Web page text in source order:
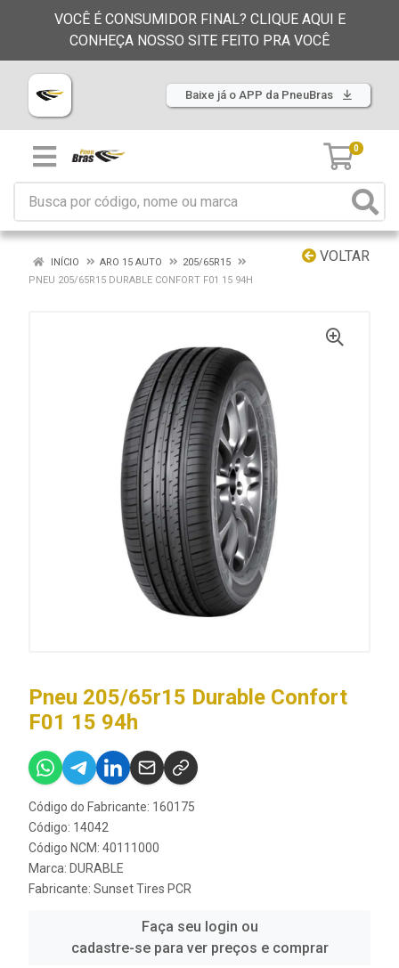
VOCÊ É CONSUMIDOR FINAL? CLIQUE AQUI E
CONHEÇA NOSSO SITE FEITO PRA VOCÊ
Baixe já o APP da PneuBras
0
VOLTAR
INÍCIO ARO 15 AUTO
205/65R15
PNEU 205/65R15 DURABLE CONFORT F01 15 94H
Pneu 205/65r15 Durable Confort
F01 15 94h
Código do Fabricante: 160175
Código: 14042
Código NCM: 40111000
Marca: DURABLE
Fabricante: Sunset Tires PCR
Faça seu login ou
cadastre-se para ver preços e comprar